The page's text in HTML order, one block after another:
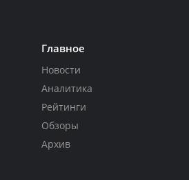
Главное
Новости
Аналитика
Рейтинги
Обзоры
Архив